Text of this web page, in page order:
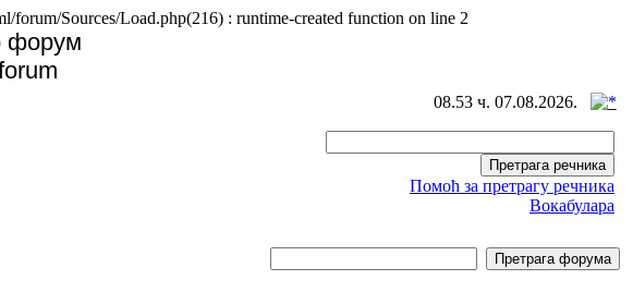
forum/Sources/Load.php(216) : runtime-created function on line 2
форум
08.53 ч. 07.08.2026.
Помоћ за претрагу речника
Вокабулара